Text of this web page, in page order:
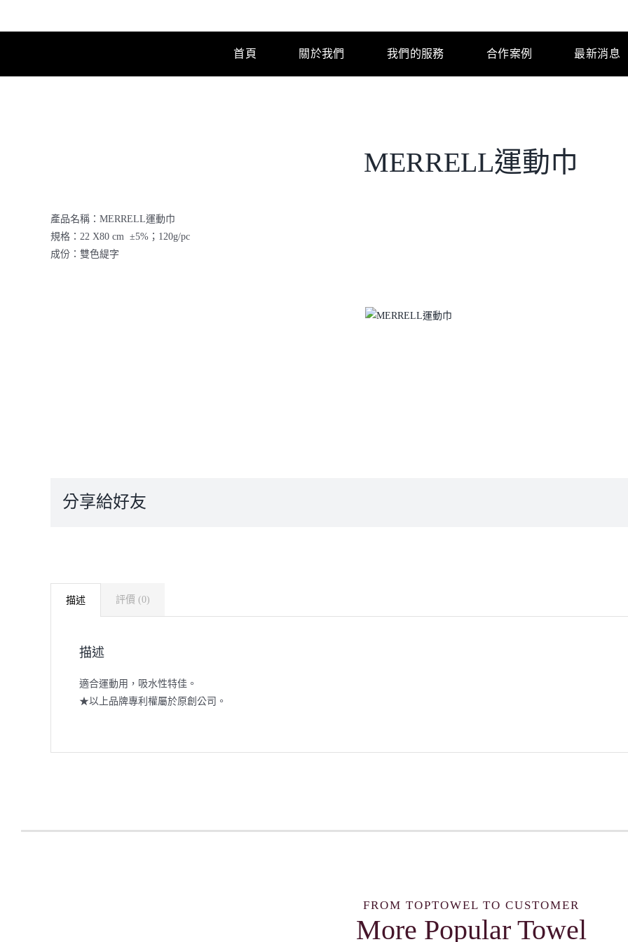
首頁 關於我們 我們的服務 合作案例 最新消息
MERRELL運動巾
產品名稱：MERRELL運動巾
規格：22 X80 cm ±5%；120g/pc
成份：雙色緹字
分享給好友
描述 評價 (0)
描述
適合運動用，吸水性特佳。
★以上品牌專利權屬於原創公司。
FROM TOPTOWEL TO CUSTOMER
More Popular Towel